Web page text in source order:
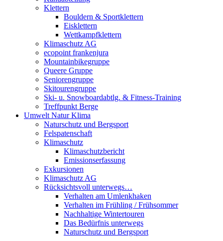
Klettern
Bouldern & Sportklettern
Eisklettern
Wettkampfklettern
Klimaschutz AG
ecopoint frankenjura
Mountainbikegruppe
Queere Gruppe
Seniorengruppe
Skitourengruppe
Ski- u. Snowboardabtlg. & Fitness-Training
Treffpunkt Berge
Umwelt Natur Klima
Naturschutz und Bergsport
Felspatenschaft
Klimaschutz
Klimaschutzbericht
Emissionserfassung
Exkursionen
Klimaschutz AG
Rücksichtsvoll unterwegs…
Verhalten am Umlenkhaken
Verhalten im Frühling / Frühsommer
Nachhaltige Wintertouren
Das Bedürfnis unterwegs
Naturschutz und Bergsport